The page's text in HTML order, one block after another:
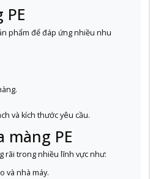
PE
phẩm để đáp ứng nhiều nhu
và kích thước yêu cầu.
màng PE
rãi trong nhiều lĩnh vực như:
và nhà máy.